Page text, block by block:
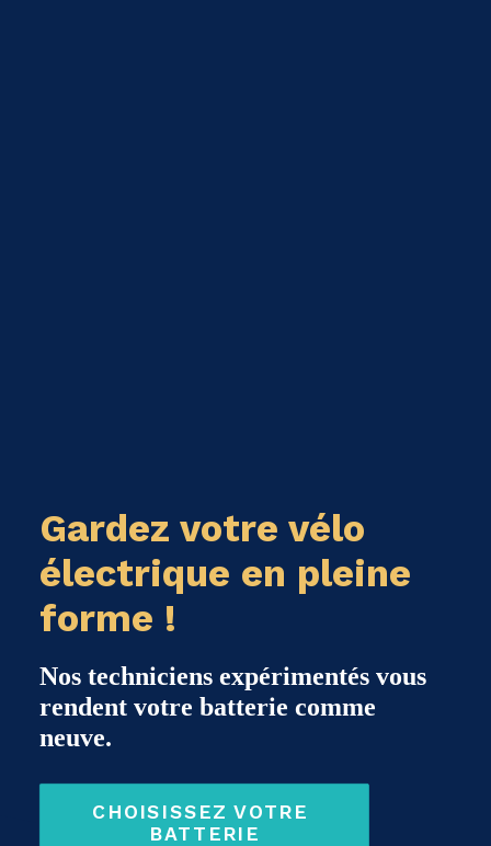
Gardez votre vélo
électrique en pleine
forme !
Nos techniciens expérimentés vous
rendent votre batterie comme
neuve.
CHOISISSEZ VOTRE
BATTERIE